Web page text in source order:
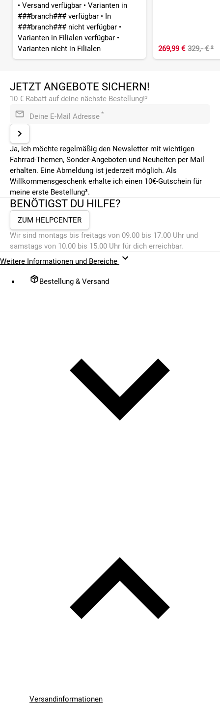
• Versand verfügbar • Varianten in
###branch### verfügbar • In
###branch### nicht verfügbar •
Varianten in Filialen verfügbar •
Varianten nicht in Filialen
269,99 € 329,- €²
JETZT ANGEBOTE SICHERN!
10 € Rabatt auf deine nächste Bestellung!³
Deine E-Mail Adresse *
Ja, ich möchte regelmäßig den Newsletter mit wichtigen
Fahrrad-Themen, Sonder-Angeboten und Neuheiten per Mail
erhalten. Eine Abmeldung ist jederzeit möglich. Als
Willkommensgeschenk erhalte ich einen 10€-Gutschein für
meine erste Bestellung³.
BENÖTIGST DU HILFE?
ZUM HELPCENTER
Wir sind montags bis freitags von 09.00 bis 17.00 Uhr und
samstags von 10.00 bis 15.00 Uhr für dich erreichbar.
Weitere Informationen und Bereiche
Bestellung & Versand
Versandinformationen